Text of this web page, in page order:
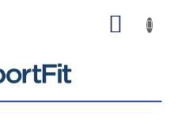
KOSÁR